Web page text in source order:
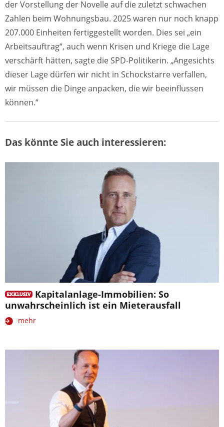
der Vorstellung der Novelle auf die zuletzt schwachen
Zahlen beim Wohnungsbau. 2025 waren nur noch knapp
207.000 Einheiten fertiggestellt worden. Dies sei „ein
Arbeitsauftrag“, auch wenn Krisen und Kriege die Lage
verschärft hätten, sagte die SPD-Politikerin. „Angesichts
dieser Lage dürfen wir nicht in Schockstarre verfallen,
wir müssen die Dinge anpacken, die wir beeinflussen
können.“
Das könnte Sie auch interessieren:
Kapitalanlage-Immobilien: So
unwahrscheinlich ist ein Mieterausfall
mehr